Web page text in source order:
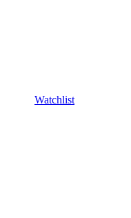
Watchlist